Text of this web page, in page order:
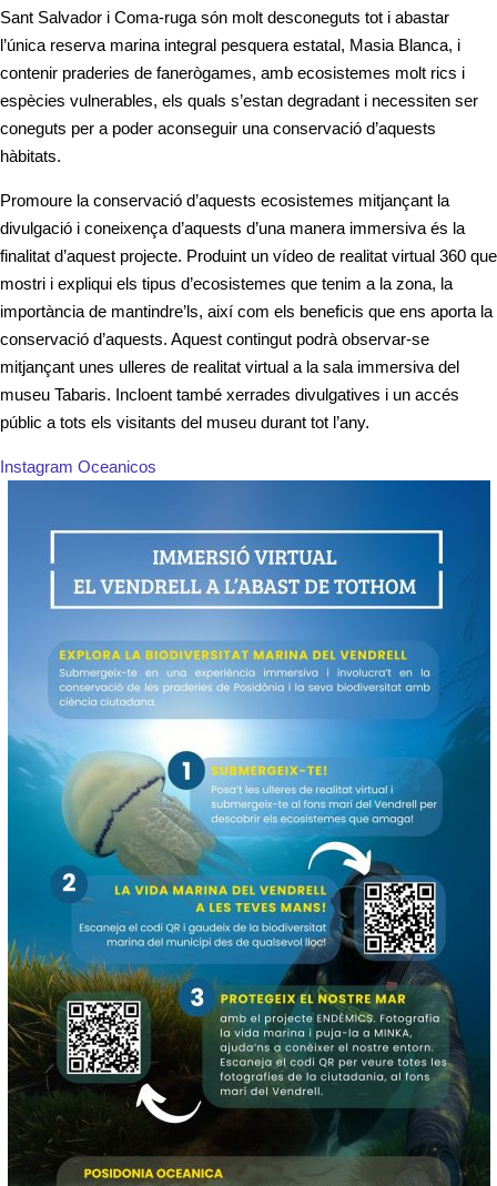
Sant Salvador i Coma-ruga són molt desconeguts tot i abastar
l’única reserva marina integral pesquera estatal, Masia Blanca, i
contenir praderies de fanerògames, amb ecosistemes molt rics i
espècies vulnerables, els quals s’estan degradant i necessiten ser
coneguts per a poder aconseguir una conservació d’aquests
hàbitats.
Promoure la conservació d’aquests ecosistemes mitjançant la
divulgació i coneixença d’aquests d’una manera immersiva és la
finalitat d’aquest projecte. Produint un vídeo de realitat virtual 360 que
mostri i expliqui els tipus d’ecosistemes que tenim a la zona, la
importància de mantindre’ls, així com els beneficis que ens aporta la
conservació d’aquests. Aquest contingut podrà observar-se
mitjançant unes ulleres de realitat virtual a la sala immersiva del
museu Tabaris. Incloent també xerrades divulgatives i un accés
públic a tots els visitants del museu durant tot l’any.
Instagram Oceanicos